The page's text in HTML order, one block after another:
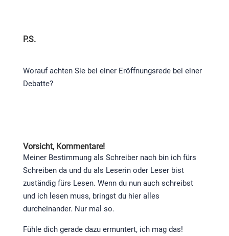
P.S.
Worauf achten Sie bei einer Eröffnungsrede bei einer
Debatte?
Vorsicht, Kommentare!
Meiner Bestimmung als Schreiber nach bin ich fürs
Schreiben da und du als Leserin oder Leser bist
zuständig fürs Lesen. Wenn du nun auch schreibst
und ich lesen muss, bringst du hier alles
durcheinander. Nur mal so.
Fühle dich gerade dazu ermuntert, ich mag das!